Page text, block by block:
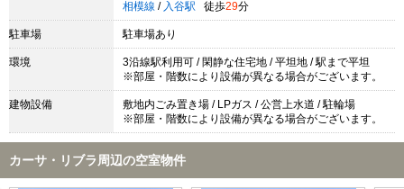
相模線 / 入谷駅 徒歩29分
駐車場 駐車場あり
環境
3沿線駅利用可 / 閑静な住宅地 / 平坦地 / 駅まで平坦
※部屋・階数により設備が異なる場合がございます。
建物設備
敷地内ごみ置き場 / LPガス / 公営上水道 / 駐輪場
※部屋・階数により設備が異なる場合がございます。
カーサ・リブラ周辺の空室物件